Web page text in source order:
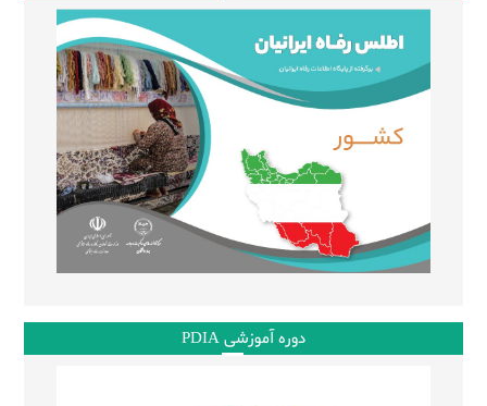
دوره آموزشی PDIA